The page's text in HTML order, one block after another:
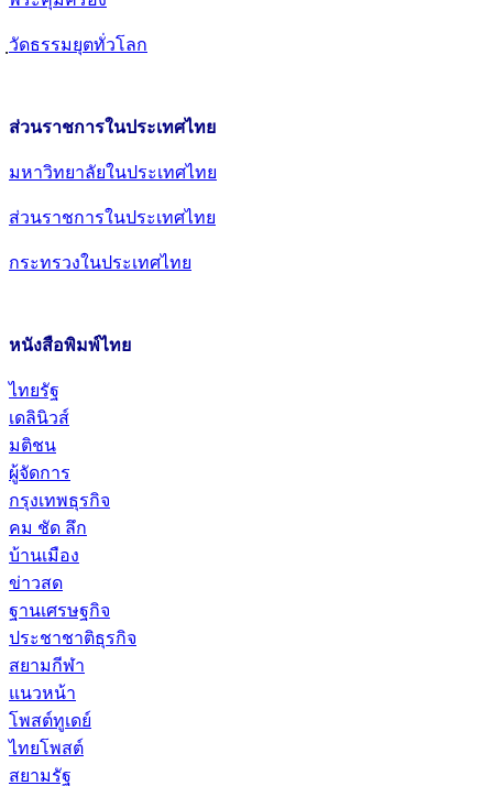
วัดธรรมยุตทั่วโลก
ส่วนราชการในประเทศไทย
มหาวิทยาลัยในประเทศไทย
ส่วนราชการในประเทศไทย
กระทรวงในประเทศไทย
หนังสือพิมพ์ไทย
ไทยรัฐ
เดลินิวส์
มติชน
ผู้จัดการ
กรุงเทพธุรกิจ
คม ชัด ลึก
บ้านเมือง
ข่าวสด
ฐานเศรษฐกิจ
ประชาชาติธุรกิจ
สยามกีฬา
แนวหน้า
โพสต์ทูเดย์
ไทยโพสต์
สยามรัฐ